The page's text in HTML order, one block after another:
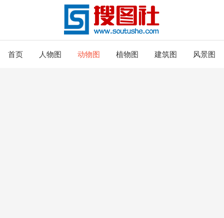
首页 人物图 动物图 植物图 建筑图 风景图